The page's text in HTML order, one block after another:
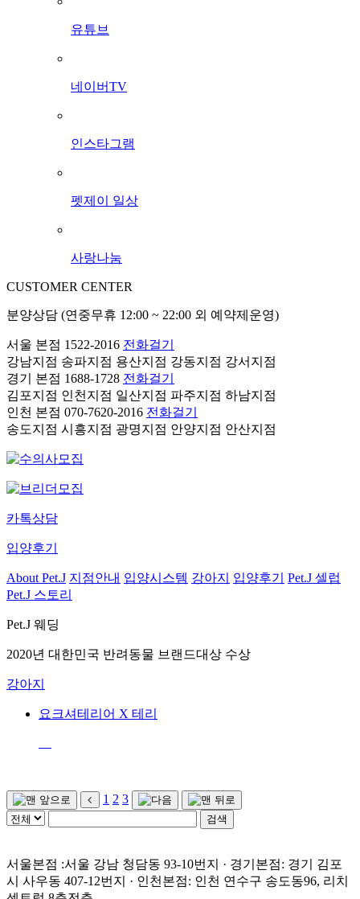
유튜브
네이버TV
인스타그램
펫제이 일상
사랑나눔
CUSTOMER CENTER
분양상담 (연중무휴 12:00 ~ 22:00 외 예약제운영)
서울 본점 1522-2016 전화걸기
강남지점 송파지점 용산지점 강동지점 강서지점
경기 본점 1688-1728 전화걸기
김포지점 인천지점 일산지점 파주지점 하남지점
인천 본점 070-7620-2016 전화걸기
송도지점 시흥지점 광명지점 안양지점 안산지점
카톡상담
입양후기
About Pet.J 지점안내 입양시스템 강아지 입양후기
Pet.J 셀럽
Pet.J 스토리
Pet.J 웨딩
2020년 대한민국 반려동물 브랜드대상 수상
강아지
요크셔테리어 X 테리
1 2 3
서울본점 :서울 강남 청담동 93-10번지 · 경기본점: 경기 김포
시 사우동 407-12번지 · 인천본점: 인천 연수구 송도동96, 리치